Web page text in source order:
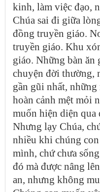
kinh, làm việc đạo,
Chúa sai đi giữa
đồng truyền giáo.
truyền giáo. Khu
giáo. Những bàn
chuyện đời thường,
gần gũi nhất,
hoàn cảnh mệt mỏi
muốn hiện diện qua
Nhưng lạy Chúa,
nhiều khi chúng
mình, chứ chưa
đó mà được nâng
an, nhưng không